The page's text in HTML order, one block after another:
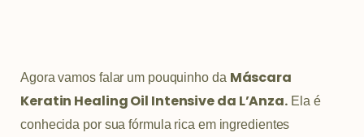
Agora vamos falar um pouquinho da Máscara
Keratin Healing Oil Intensive da L’Anza. Ela é
conhecida por sua fórmula rica em ingredientes